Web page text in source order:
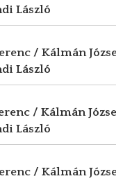
László
/ Kálmán
László
/ Kálmán
László
/ Kálmán